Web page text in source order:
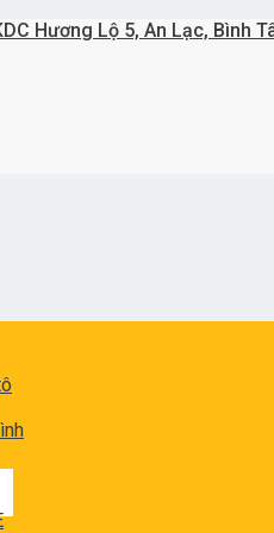
Hương Lộ 5, An Lạc, Bình